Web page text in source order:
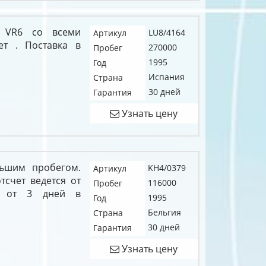
VR6 со всеми
. Поставка в
Артикул
LU8/4164
Пробег
270000
Год
1995
Страна
Испания
Гарантия
30 дней
Узнать цену
пробегом.
ведется от
от 3 дней в
Артикул
KH4/0379
Пробег
116000
Год
1995
Страна
Бельгия
Гарантия
30 дней
Узнать цену